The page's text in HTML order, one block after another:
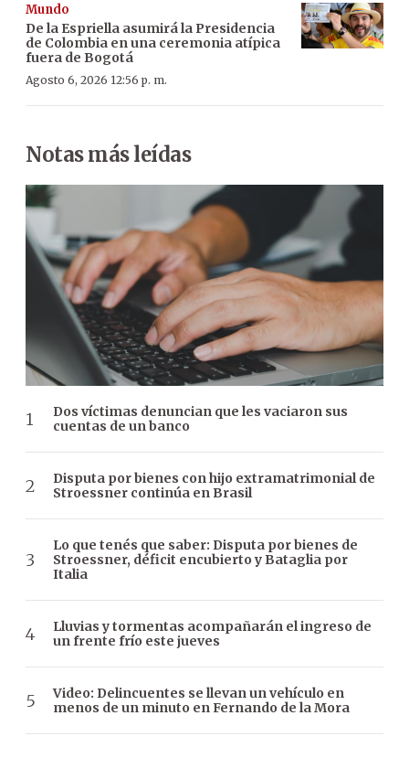
Mundo
De la Espriella asumirá la Presidencia
de Colombia en una ceremonia atípica
fuera de Bogotá
Agosto 6, 2026 12:56 p. m.
Notas más leídas
Dos víctimas denuncian que les vaciaron sus
cuentas de un banco
Disputa por bienes con hijo extramatrimonial de
Stroessner continúa en Brasil
Lo que tenés que saber: Disputa por bienes de
Stroessner, déficit encubierto y Bataglia por
Italia
Lluvias y tormentas acompañarán el ingreso de
un frente frío este jueves
Video: Delincuentes se llevan un vehículo en
menos de un minuto en Fernando de la Mora